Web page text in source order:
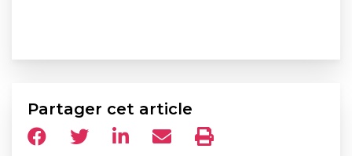
Partager cet article